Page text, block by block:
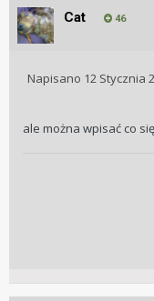
Cat 46
Napisano 12 Stycznia
ale można wpisać co